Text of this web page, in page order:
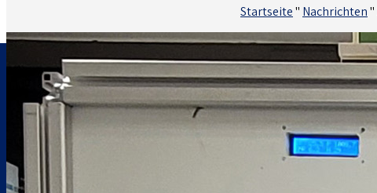
Startseite" Nachrichten"